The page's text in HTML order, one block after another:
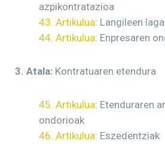
azpikontratazioa
43. Artikulua: Langileen
44. Artikulua: Enpresaren
3. Atala: Kontratuaren etendura
45. Artikulua: Etenduraren
ondorioak
46. Artikulua: Eszedentziak